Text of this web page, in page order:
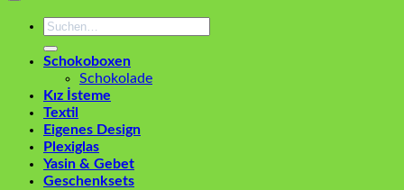
Suchen
Schokoboxen
Schokolade
Kız İsteme
Textil
Eigenes Design
Plexiglas
Yasin & Gebet
Geschenksets